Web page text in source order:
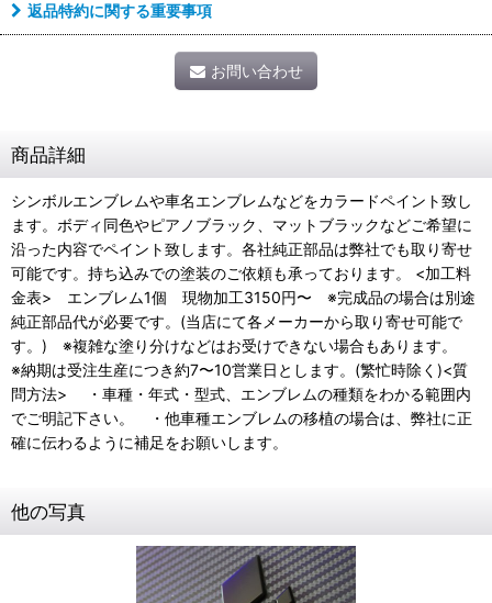
返品特約に関する重要事項
お問い合わせ
商品詳細
シンボルエンブレムや車名エンブレムなどをカラードペイント致し
ます。ボディ同色やピアノブラック、マットブラックなどご希望に
沿った内容でペイント致します。各社純正部品は弊社でも取り寄せ
可能です。持ち込みでの塗装のご依頼も承っております。 <加工料
金表> エンブレム1個 現物加工3150円〜 ※完成品の場合は別途
純正部品代が必要です。(当店にて各メーカーから取り寄せ可能で
す。) ※複雑な塗り分けなどはお受けできない場合もあります。
※納期は受注生産につき約7〜10営業日とします。(繁忙時除く)<質
問方法> ・車種・年式・型式、エンブレムの種類をわかる範囲内
でご明記下さい。 ・他車種エンブレムの移植の場合は、弊社に正
確に伝わるように補足をお願いします。
他の写真